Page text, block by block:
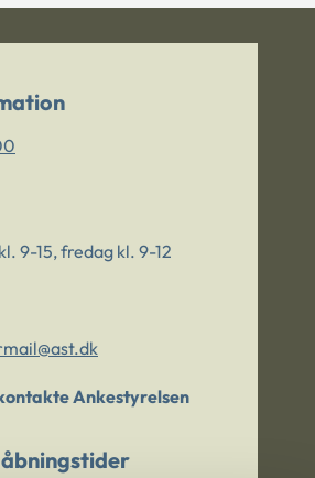
9-15, fredag kl. 9-12
Ankestyrelsen